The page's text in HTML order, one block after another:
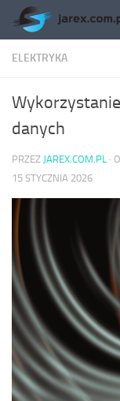
Skip to content
ELEKTRYKA
danych
PRZEZ JAREX.COM.PL ·
15 STYCZNIA 2026